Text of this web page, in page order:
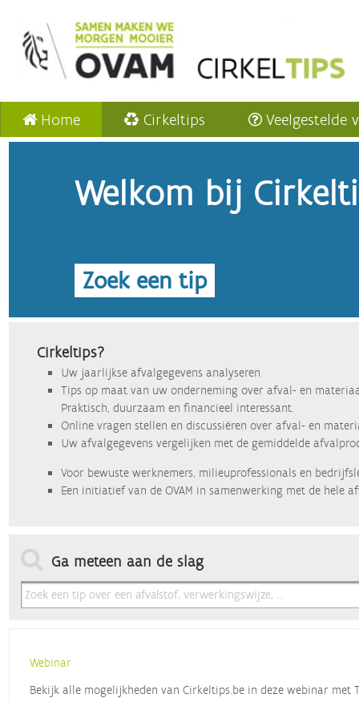
Home Cirkeltips Veelgestelde
Welkom bij
Zoek een tip
Cirkeltips?
Uw jaarlijkse afvalgegevens analyseren
Tips op maat van uw onderneming over afval- en
Praktisch, duurzaam en financieel interessant.
Online vragen stellen en discussiëren over afval- en
Uw afvalgegevens vergelijken met de gemiddelde
Voor bewuste werknemers, milieuprofessionals en
Een initiatief van de OVAM in samenwerking met de hele
Ga meteen aan de slag
Webinar
Bekijk alle mogelijkheden van Cirkeltips.be in deze webinar met